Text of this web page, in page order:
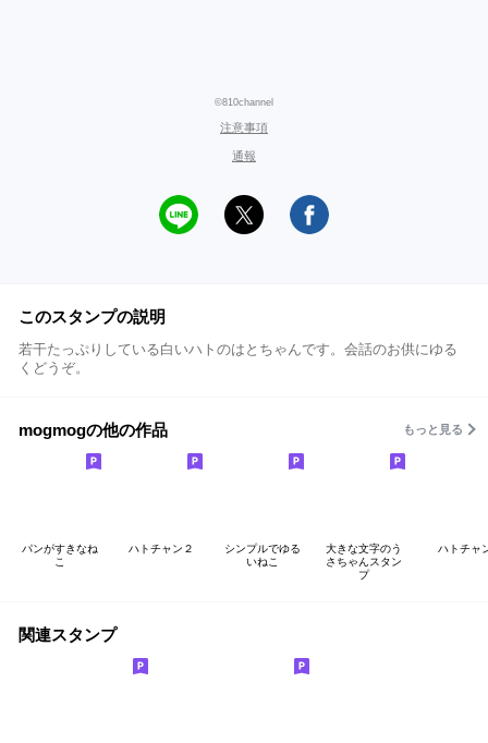
©810channel
注意事項
通報
このスタンプの説明
若干たっぷりしている白いハトのはとちゃんです。会話のお供にゆる
くどうぞ。
mogmogの他の作品 もっと見る
パンがすきなね
こ
ハトチャン２
シンプルでゆる
いねこ
大きな文字のう
さちゃんスタン
プ
ハトチャ
関連スタンプ